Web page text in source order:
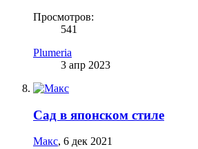
Просмотров:
541
Plumeria
3 апр 2023
Сад в японском стиле
Макс, 6 дек 2021